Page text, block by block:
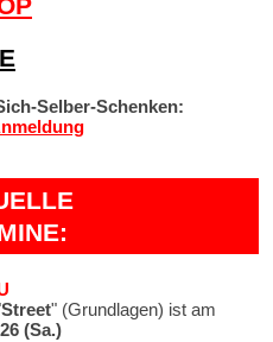
Selber-Schenken:
Street" (Grundlagen) ist am
(Sa.)